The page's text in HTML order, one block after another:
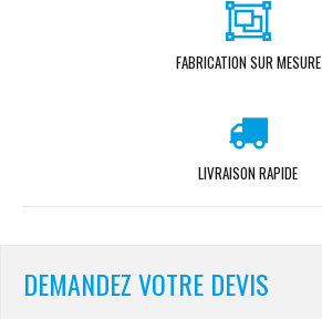
FABRICATION SUR MESURE
LIVRAISON RAPIDE
DEMANDEZ VOTRE DEVIS